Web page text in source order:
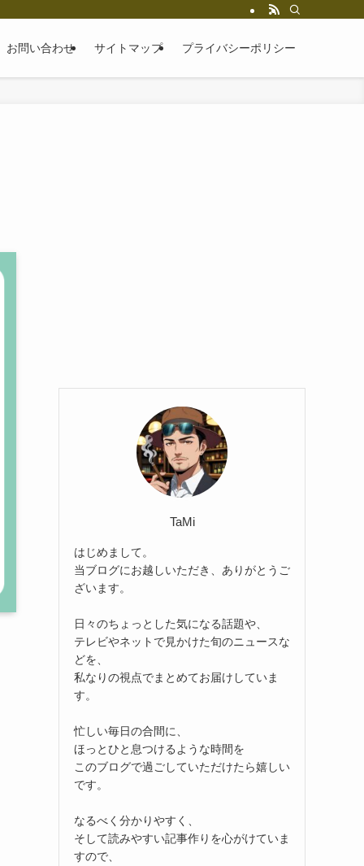
お問い合わせ サイトマップ プライバシーポリシー
TaMi
はじめまして。
当ブログにお越しいただき、ありがとうご
ざいます。
日々のちょっとした気になる話題や、
テレビやネットで見かけた旬のニュースな
どを、
私なりの視点でまとめてお届けしていま
す。
忙しい毎日の合間に、
ほっとひと息つけるような時間を
このブログで過ごしていただけたら嬉しい
です。
なるべく分かりやすく、
そして読みやすい記事作りを心がけていま
すので、